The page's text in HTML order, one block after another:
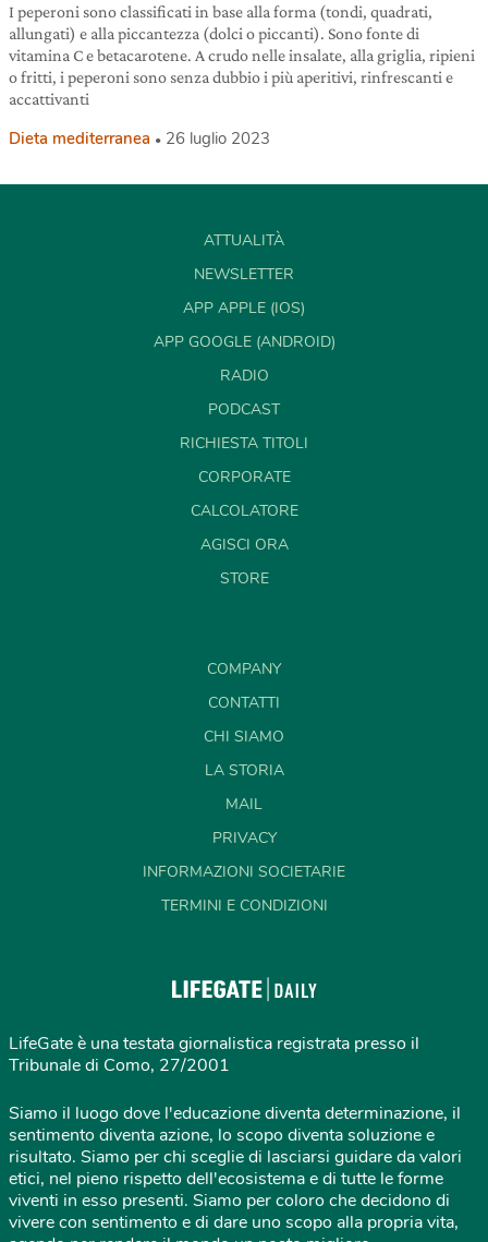
I peperoni sono classificati in base alla forma (tondi, quadrati,
allungati) e alla piccantezza (dolci o piccanti). Sono fonte di
vitamina C e betacarotene. A crudo nelle insalate, alla griglia, ripieni
o fritti, i peperoni sono senza dubbio i più aperitivi, rinfrescanti e
accattivanti
Dieta mediterranea 26 luglio 2023
ATTUALITÀ
NEWSLETTER
APP APPLE (IOS)
APP GOOGLE (ANDROID)
RADIO
PODCAST
RICHIESTA TITOLI
CORPORATE
CALCOLATORE
AGISCI ORA
STORE
COMPANY
CONTATTI
CHI SIAMO
LA STORIA
MAIL
PRIVACY
INFORMAZIONI SOCIETARIE
TERMINI E CONDIZIONI
LifeGate è una testata giornalistica registrata presso il
Tribunale di Como, 27/2001
Siamo il luogo dove l'educazione diventa determinazione, il
sentimento diventa azione, lo scopo diventa soluzione e
risultato. Siamo per chi sceglie di lasciarsi guidare da valori
etici, nel pieno rispetto dell'ecosistema e di tutte le forme
viventi in esso presenti. Siamo per coloro che decidono di
vivere con sentimento e di dare uno scopo alla propria vita,